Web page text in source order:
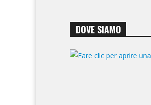
DOVE SIAMO